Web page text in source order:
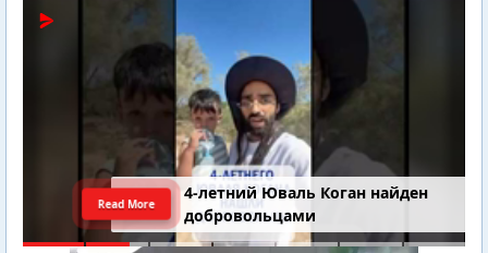
4-летний Юваль Коган найден
добровольцами
Read More